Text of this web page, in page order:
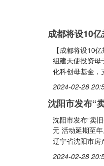
成都将设10
【成都将设10
组建天使投资母
化科创母基金，
2024-02-28
沈阳市发布“
沈阳市发布“卖
元 活动延期至
辽宁省沈阳市房
2024-02-28